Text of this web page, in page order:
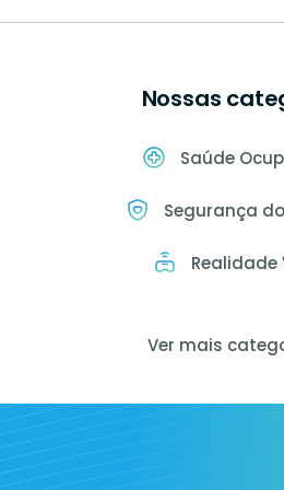
Nossas
Saúde
Segurança
Realidade
Ver mais